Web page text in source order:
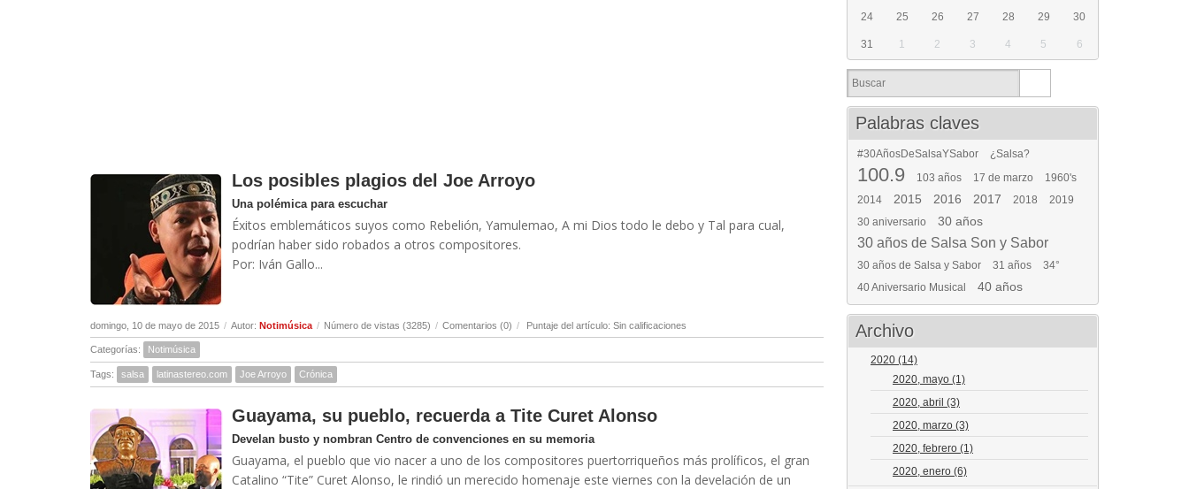
Los posibles plagios del Joe Arroyo
Una polémica para escuchar
Éxitos emblemáticos suyos como Rebelión, Yamulemao, A mi Dios todo le debo y Tal para cual,
podrían haber sido robados a otros compositores.
Por: Iván Gallo...
domingo, 10 de mayo de 2015 / Autor: Notimúsica / Número de vistas (3285) / Comentarios (0) / Puntaje del artículo: Sin calificaciones
Categorías: Notimúsica
Tags: salsa latinastereo.com Joe Arroyo Crónica
Guayama, su pueblo, recuerda a Tite Curet Alonso
Develan busto y nombran Centro de convenciones en su memoria
Guayama, el pueblo que vio nacer a uno de los compositores puertorriqueños más prolíficos, el gran
Catalino “Tite” Curet Alonso, le rindió un merecido homenaje este viernes con la develación de un
24 25 26 27 28 29 30
31 1 2 3 4 5 6
Palabras claves
#30AñosDeSalsaYSabor ¿Salsa?
100.9 103 años 17 de marzo
1960's
2014
2015 2016 2017 2018
2019
30 aniversario
30 años
30 años de Salsa Son y Sabor
30 años de Salsa y Sabor 31 años
34°
40 Aniversario Musical
40 años
Archivo
2020 (14)
2020, mayo (1)
2020, abril (3)
2020, marzo (3)
2020, febrero (1)
2020, enero (6)